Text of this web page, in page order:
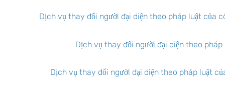
Dịch vụ thay đổi người đại diện theo pháp luật của
Dịch vụ thay đổi người đại diện theo
Dịch vụ thay đổi người đại diện theo pháp luật